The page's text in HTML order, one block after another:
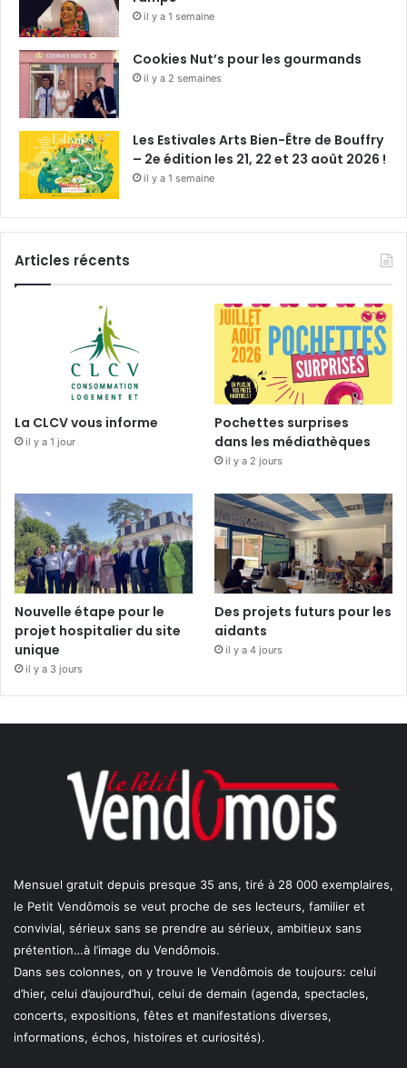
il y a 1 semaine
Cookies Nut’s pour les gourmands
il y a 2 semaines
Les Estivales Arts Bien-Être de Bouffry
– 2e édition les 21, 22 et 23 août 2026 !
il y a 1 semaine
Articles récents
La CLCV vous informe
il y a 1 jour
Pochettes surprises
dans les médiathèques
il y a 2 jours
Nouvelle étape pour le
projet hospitalier du site
unique
il y a 3 jours
Des projets futurs pour les
aidants
il y a 4 jours
Mensuel gratuit depuis presque 35 ans, tiré à 28 000 exemplaires,
le Petit Vendômois se veut proche de ses lecteurs, familier et
convivial, sérieux sans se prendre au sérieux, ambitieux sans
prétention…à l’image du Vendômois.
Dans ses colonnes, on y trouve le Vendômois de toujours: celui
d’hier, celui d’aujourd’hui, celui de demain (agenda, spectacles,
concerts, expositions, fêtes et manifestations diverses,
informations, échos, histoires et curiosités).